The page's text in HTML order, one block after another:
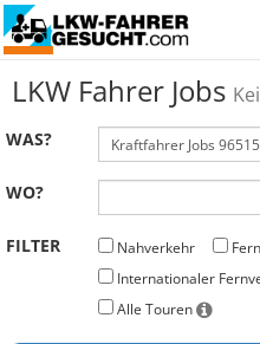
LKW Fahrer Jobs
WAS?
WO?
FILTER Nahverkehr
Internationaler
Alle Touren